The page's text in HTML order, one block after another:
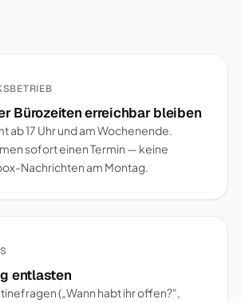
Bürozeiten erreichbar bleiben
ab 17 Uhr und am Wochenende.
sofort einen Termin — keine
Nachrichten am Montag.
entlasten
(„Wann habt ihr offen?",